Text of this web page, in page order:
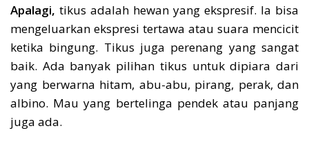
Apalagi, tikus adalah hewan yang ekspresif. Ia bisa
mengeluarkan ekspresi tertawa atau suara mencicit
ketika bingung. Tikus juga perenang yang sangat
baik. Ada banyak pilihan tikus untuk dipiara dari
yang berwarna hitam, abu-abu, pirang, perak, dan
albino. Mau yang bertelinga pendek atau panjang
juga ada.